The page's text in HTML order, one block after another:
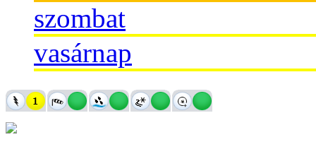
szombat
vasárnap